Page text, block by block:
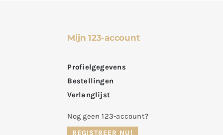
Mijn 123-account
Profielgegevens
Bestellingen
Verlanglijst
Nog geen 123-account?
REGISTREER NU!